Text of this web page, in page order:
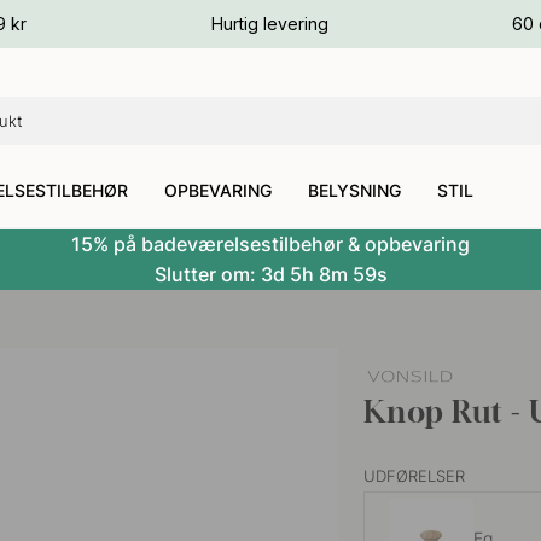
kr Hurtig levering 60
OPBEVARING BELYSNING STIL
15% på badeværelsestilbehør & opbevaring
Slutter om: 3d 5h 8m 58s
Knop Rut -
UDFØRELSER